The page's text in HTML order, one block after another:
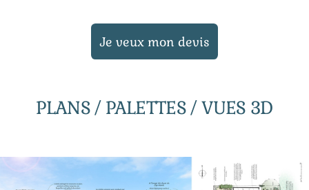
Je veux mon devis
PLANS / PALETTES / VUES 3D